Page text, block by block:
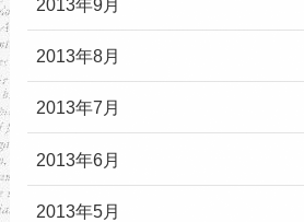
2013年9月
2013年8月
2013年7月
2013年6月
2013年5月